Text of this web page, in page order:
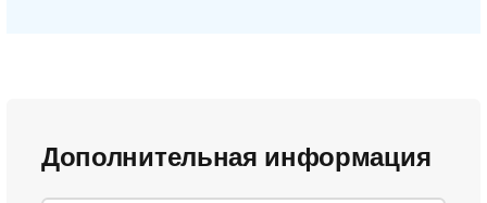
Дополнительная информация